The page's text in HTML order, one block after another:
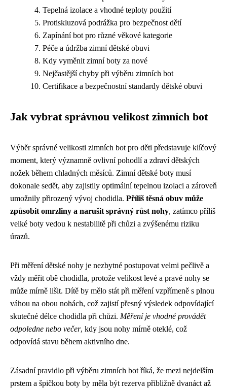
Tepelná izolace a vhodné teploty použití
Protiskluzová podrážka pro bezpečnost dětí
Zapínání bot pro různé věkové kategorie
Péče a údržba zimní dětské obuvi
Kdy vyměnit zimní boty za nové
Nejčastější chyby při výběru zimních bot
Certifikace a bezpečnostní standardy dětské obuvi
Jak vybrat správnou velikost zimních bot
Výběr správné velikosti zimních bot pro děti představuje klíčový
moment, který významně ovlivní pohodlí a zdraví dětských
nožek během chladných měsíců. Zimní dětské boty musí
dokonale sedět, aby zajistily optimální tepelnou izolaci a zároveň
umožnily přirozený vývoj chodidla. Příliš těsná obuv může
způsobit omrzliny a narušit správný růst nohy, zatímco příliš
velké boty vedou k nestabilitě při chůzi a zvýšenému riziku
úrazů.
Při měření dětské nohy je nezbytné postupovat velmi pečlivě a
vždy měřit obě chodidla, protože velikost levé a pravé nohy se
může mírně lišit. Dítě by mělo stát při měření vzpřímeně s plnou
váhou na obou nohách, což zajistí přesný výsledek odpovídající
skutečné délce chodidla při chůzi. Měření je vhodné provádět
odpoledne nebo večer, kdy jsou nohy mírně oteklé, což
odpovídá stavu během aktivního dne.
Zásadní pravidlo při výběru zimních bot říká, že mezi nejdelším
prstem a špičkou boty by měla být rezerva přibližně dvanáct až